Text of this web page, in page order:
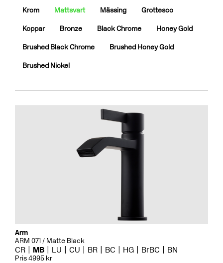
Krom Mattsvart Mässing Grottesco
Koppar Bronze Black Chrome Honey Gold
Brushed Black Chrome Brushed Honey Gold
Brushed Nickel
Arm
ARM 071 / Matte Black
CR MB LU CU BR BC HG BrBC BN
Pris 4995 kr